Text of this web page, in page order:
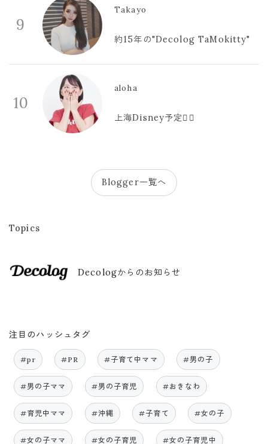
9
Takayo
約15年の"Decolog TaMokitty"
10
aloha
上海Disney予定🫪🩷
Blogger一覧へ
Topics
Decologからのお知らせ
注目のハッシュタグ
#pr #PR #子育て中ママ #男の子
#男の子ママ #男の子育児 #おきなわ
#育児中ママ #沖縄 #子育て #女の子
#女の子ママ #女の子育児 #女の子育児中